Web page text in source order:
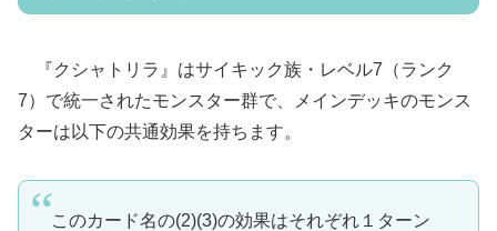
『クシャトリラ』はサイキック族・レベル7（ランク
7）で統一されたモンスター群で、メインデッキのモンス
ターは以下の共通効果を持ちます。
このカード名の(2)(3)の効果はそれぞれ１ターン